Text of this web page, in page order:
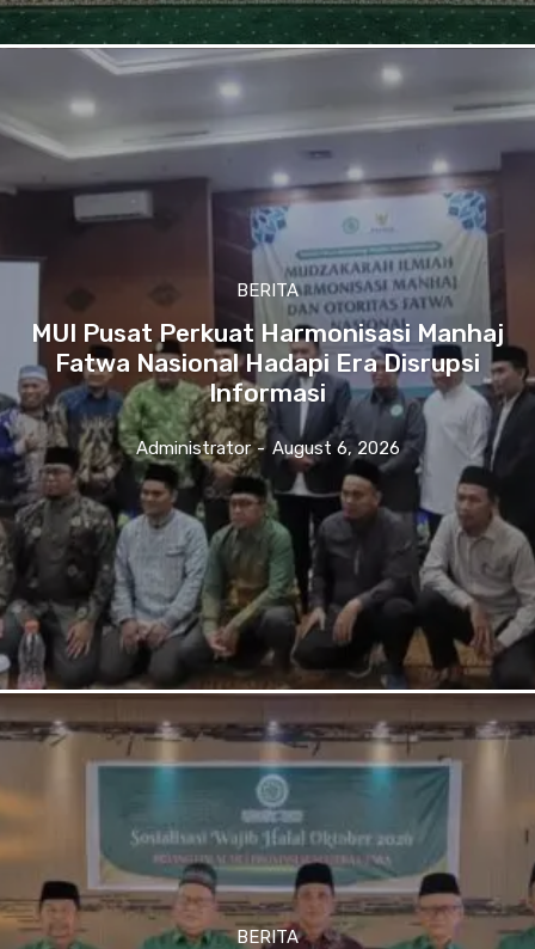
BERITA
MUI Pusat Perkuat Harmonisasi Manhaj
Fatwa Nasional Hadapi Era Disrupsi
Informasi
Administrator - August 6, 2026
BERITA